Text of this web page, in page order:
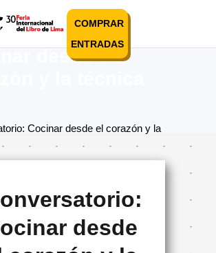
COMPRAR
ENTRADAS
desde el
Cocinar desde el corazón y la
desde